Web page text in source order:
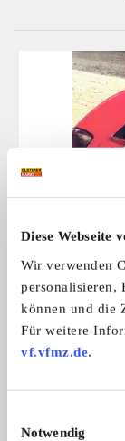
Diese Webseite
Wir verwenden
personalisieren,
können und die
Für weitere
vf.vfmz.de.
Notwendig
VW Bonito
Das könnte